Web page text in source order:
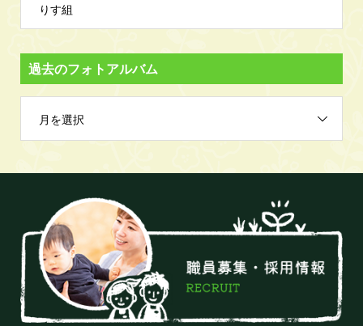
りす組
過去のフォトアルバム
月を選択